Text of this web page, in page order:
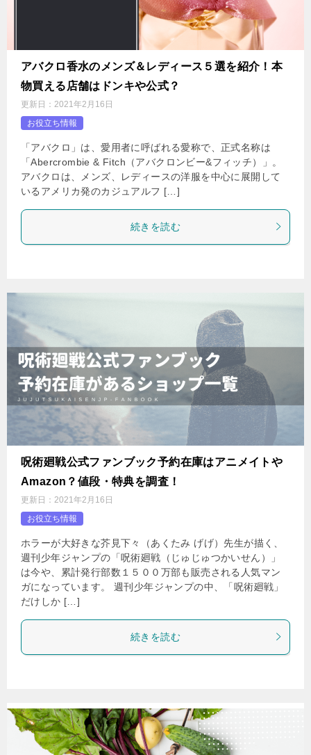
アバクロ香水のメンズ＆レディース５選を紹介！本
物買える店舗はドンキや公式？
更新日： 2021年2月16日
お役立ち情報
「アバクロ」は、愛用者に呼ばれる愛称で、正式名称は
「Abercrombie & Fitch（アバクロンビー&フィッチ）」。
アバクロは、メンズ、レディースの洋服を中心に展開して
いるアメリカ発のカジュアルフ […]
続きを読む
呪術廻戦公式ファンブック予約在庫はアニメイトや
Amazon？値段・特典を調査！
更新日： 2021年2月16日
お役立ち情報
ホラーが大好きな芥見下々（あくたみ げげ）先生が描く、
週刊少年ジャンプの「呪術廻戦（じゅじゅつかいせん）」
は今や、累計発行部数１５００万部も販売される人気マン
ガになっています。 週刊少年ジャンプの中、「呪術廻戦」
だけしか […]
続きを読む